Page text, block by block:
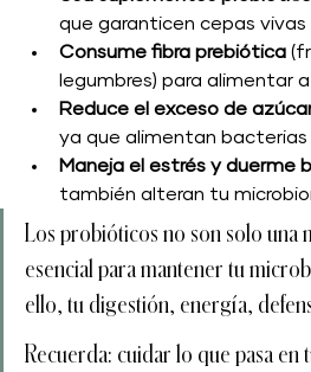
que garanticen cepas vivas
Consume fibra prebiótica
legumbres) para alimentar
Reduce el exceso de
ya que alimentan bacterias
Maneja el estrés y duerme
también alteran tu
Los probióticos no son solo una
esencial para mantener tu
ello, tu digestión, energía,
Recuerda: cuidar lo que pasa en